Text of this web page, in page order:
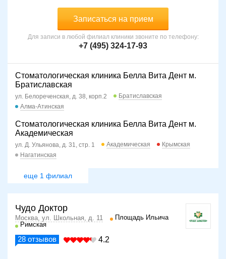
Записаться на прием
Для записи в любой филиал клиники звоните по телефону:
+7 (495) 324-17-93
Стоматологическая клиника Белла Вита Дент м.
Братиславская
ул. Белореченская, д. 38, корп.2
Братиславская
Алма-Атинская
Стоматологическая клиника Белла Вита Дент м.
Академическая
ул. Д. Ульянова, д. 31, стр. 1 Академическая
Крымская
Нагатинская
еще 1 филиал
Чудо Доктор
Москва, ул. Школьная, д. 11
Площадь Ильича
Римская
28 отзывов 4.2